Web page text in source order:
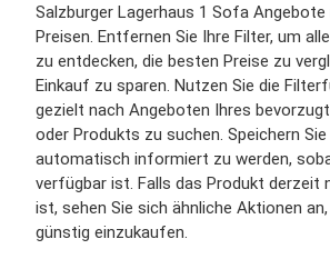
Salzburger Lagerhaus 1 Sofa
Preisen. Entfernen Sie Ihre Filter, um
zu entdecken, die besten Preise zu
Einkauf zu sparen. Nutzen Sie die
gezielt nach Angeboten Ihres
oder Produkts zu suchen. Speichern
automatisch informiert zu werden,
verfügbar ist. Falls das Produkt derzeit
ist, sehen Sie sich ähnliche Aktionen
günstig einzukaufen.